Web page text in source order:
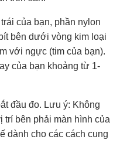
của bạn, phần nylon
bên dưới vòng kim loại
với ngực (tim của bạn).
của bạn khoảng từ 1-
đầu đo. Lưu ý: Không
trí bên phải màn hình của
dành cho các cách cung